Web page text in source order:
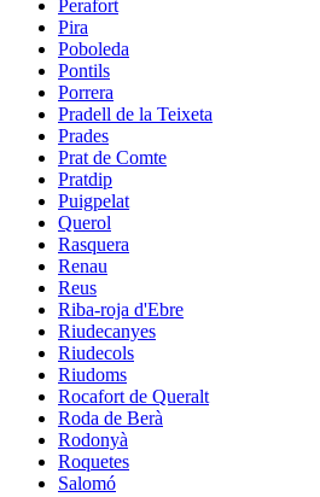
Perafort
Pira
Poboleda
Pontils
Porrera
Pradell de la Teixeta
Prades
Prat de Comte
Pratdip
Puigpelat
Querol
Rasquera
Renau
Reus
Riba-roja d'Ebre
Riudecanyes
Riudecols
Riudoms
Rocafort de Queralt
Roda de Berà
Rodonyà
Roquetes
Salomó